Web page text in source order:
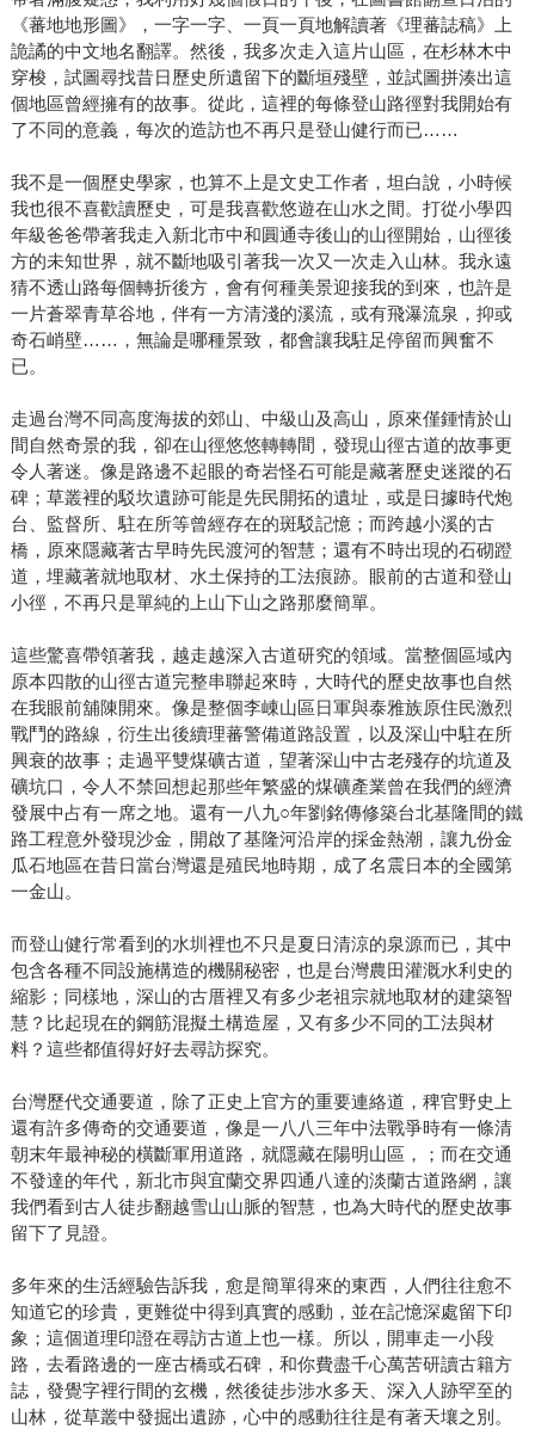
《蕃地地形圖》，一字一字、一頁一頁地解讀著《理蕃誌稿》上
詭譎的中文地名翻譯。然後，我多次走入這片山區，在杉林木中
穿梭，試圖尋找昔日歷史所遺留下的斷垣殘壁，並試圖拼湊出這
個地區曾經擁有的故事。從此，這裡的每條登山路徑對我開始有
了不同的意義，每次的造訪也不再只是登山健行而已……
我不是一個歷史學家，也算不上是文史工作者，坦白說，小時候
我也很不喜歡讀歷史，可是我喜歡悠遊在山水之間。打從小學四
年級爸爸帶著我走入新北市中和圓通寺後山的山徑開始，山徑後
方的未知世界，就不斷地吸引著我一次又一次走入山林。我永遠
猜不透山路每個轉折後方，會有何種美景迎接我的到來，也許是
一片蒼翠青草谷地，伴有一方清淺的溪流，或有飛瀑流泉，抑或
奇石峭壁……，無論是哪種景致，都會讓我駐足停留而興奮不
已。
走過台灣不同高度海拔的郊山、中級山及高山，原來僅鍾情於山
間自然奇景的我，卻在山徑悠悠轉轉間，發現山徑古道的故事更
令人著迷。像是路邊不起眼的奇岩怪石可能是藏著歷史迷蹤的石
碑；草叢裡的駁坎遺跡可能是先民開拓的遺址，或是日據時代炮
台、監督所、駐在所等曾經存在的斑駁記憶；而跨越小溪的古
橋，原來隱藏著古早時先民渡河的智慧；還有不時出現的石砌蹬
道，埋藏著就地取材、水土保持的工法痕跡。眼前的古道和登山
小徑，不再只是單純的上山下山之路那麼簡單。
這些驚喜帶領著我，越走越深入古道研究的領域。當整個區域內
原本四散的山徑古道完整串聯起來時，大時代的歷史故事也自然
在我眼前舖陳開來。像是整個李崠山區日軍與泰雅族原住民激烈
戰鬥的路線，衍生出後續理蕃警備道路設置，以及深山中駐在所
興衰的故事；走過平雙煤礦古道，望著深山中古老殘存的坑道及
礦坑口，令人不禁回想起那些年繁盛的煤礦產業曾在我們的經濟
發展中占有一席之地。還有一八九○年劉銘傳修築台北基隆間的鐵
路工程意外發現沙金，開啟了基隆河沿岸的採金熱潮，讓九份金
瓜石地區在昔日當台灣還是殖民地時期，成了名震日本的全國第
一金山。
而登山健行常看到的水圳裡也不只是夏日清涼的泉源而已，其中
包含各種不同設施構造的機關秘密，也是台灣農田灌溉水利史的
縮影；同樣地，深山的古厝裡又有多少老祖宗就地取材的建築智
慧？比起現在的鋼筋混擬土構造屋，又有多少不同的工法與材
料？這些都值得好好去尋訪探究。
台灣歷代交通要道，除了正史上官方的重要連絡道，稗官野史上
還有許多傳奇的交通要道，像是一八八三年中法戰爭時有一條清
朝末年最神秘的橫斷軍用道路，就隱藏在陽明山區，；而在交通
不發達的年代，新北市與宜蘭交界四通八達的淡蘭古道路網，讓
我們看到古人徒步翻越雪山山脈的智慧，也為大時代的歷史故事
留下了見證。
多年來的生活經驗告訴我，愈是簡單得來的東西，人們往往愈不
知道它的珍貴，更難從中得到真實的感動，並在記憶深處留下印
象；這個道理印證在尋訪古道上也一樣。所以，開車走一小段
路，去看路邊的一座古橋或石碑，和你費盡千心萬苦研讀古籍方
誌，發覺字裡行間的玄機，然後徒步涉水多天、深入人跡罕至的
山林，從草叢中發掘出遺跡，心中的感動往往是有著天壤之別。